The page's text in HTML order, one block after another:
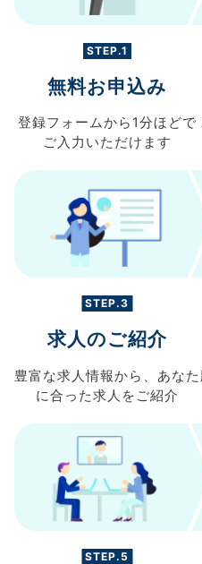
STEP.1
無料お申込み
登録フォームから 1分ほどで
ご入力 いただけます
STEP.3
求人のご紹介
豊富な求人情報から、 あなた
に合った求人を ご紹介
STEP.5